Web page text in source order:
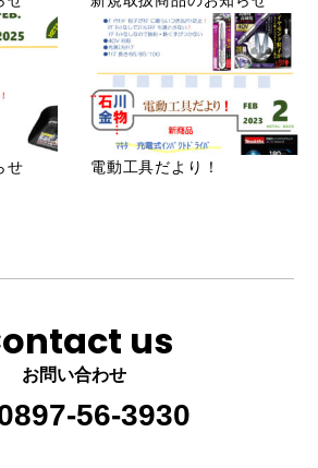
せ 電動工具だより！
us
お問い合わせ
56-3930